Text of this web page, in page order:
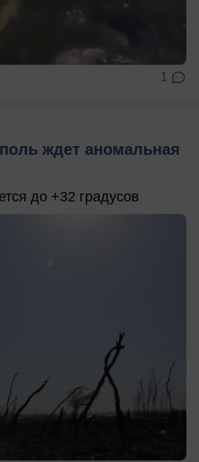
1
ждет аномальная
до +32 градусов